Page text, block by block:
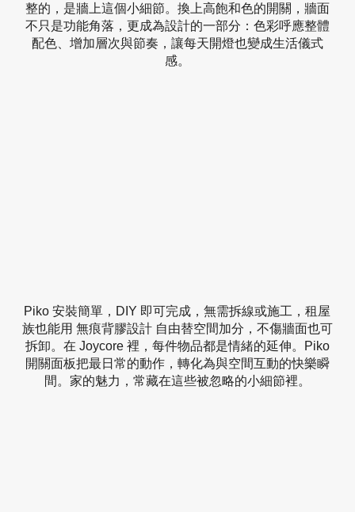
整的，是牆上這個小細節。換上高飽和色的開關，牆面
不只是功能角落，更成為設計的一部分：色彩呼應整體
配色、增加層次與節奏，讓每天開燈也變成生活儀式
感。
Piko 安裝簡單，DIY 即可完成，無需拆線或施工，租屋
族也能用 無痕背膠設計 自由替空間加分，不傷牆面也可
拆卸。在 Joycore 裡，每件物品都是情緒的延伸。Piko
開關面板把最日常的動作，轉化為與空間互動的快樂瞬
間。家的魅力，常藏在這些被忽略的小細節裡。